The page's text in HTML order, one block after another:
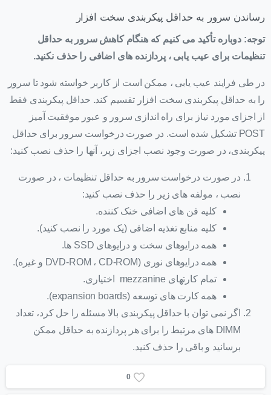
رساندن سرور به حداقل پیکربندی سخت افزار
توجه: دوباره تأکید می کنیم که هنگام کاهش سرور به حداقل
تنظیمات برای عیب یابی ، پردازنده های اضافی را حذف نکنید.
در طی فرایند عیب یابی ، ممکن است از کاربر خواسته شود تا سرور
را به حداقل پیکربندی سخت افزار تقسیم کند. حداقل پیکربندی فقط
از اجزای مورد نیاز برای راه اندازی سرور و عبور موفقیت آمیز
POST تشکیل شده است. در صورت درخواست سرور برای حداقل
پیکربندی، در صورت وجود نصب اجزای زیر، آنها را حذف نصب کنید:
در صورت درخواست سرور به حداقل تنظیمات ، در صورت
نصب ، مولفه های زیر را حذف نصب کنید:
کلیه فن های اضافی خنک کننده.
کلیه منابع تغذیه اضافی (یک مورد را نصب کنید).
همه درایوهای سخت و درایوهای SSD ها.
همه درایوهای نوری (DVD-ROM ، CD-ROM و غیره).
تمام کارتهای mezzanine اختیاری.
همه کارت های توسعه (expansion boards).
اگر نمی توان با حداقل پیکربندی بالا مسئله را حل کرد، تعداد
DIMM های مرتبط را برای هر پردازنده به حداقل ممکن
برسانید و باقی را حذف کنید.
0